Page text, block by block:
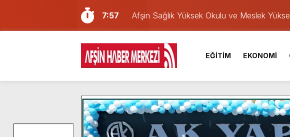
7:57
Afşin Sağlık Yüksek Okulu ve Meslek
6:31
Onikişubat Belediyesi’nin Üniversite
16:10
Uluslararası Bisiklet Yarışması’nda En Zorlu
13:27
NOTER ONAYLI TYP LİSTESİ YAYINLANDI.
11:22
KAFUM Fuar Alanı Bulut ve Yavuz’un
8:06
Afşinli bir hemşehrimizin de olduğu Filistin
14:05
Madrigal, Perşembe Günü KAFUM’da
7:39
KEDİNİZ Mİ VAR?
EĞİTİM EKONOMİ